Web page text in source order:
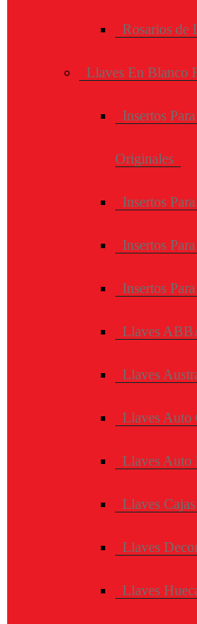
Rosarios de
Llaves En Blanco
Insertos
Originales
Insertos
Insertos
Insertos
Llaves
Llaves
Llaves Auto
Llaves Auto
Llaves
Llaves
Llaves